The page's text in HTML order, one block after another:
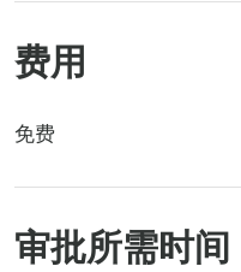
费用
免费
审批所需时间